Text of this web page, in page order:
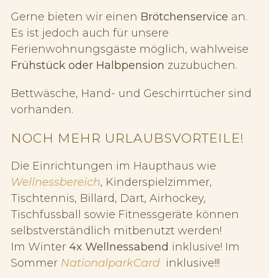
Gerne bieten wir einen Brötchenservice an.
Es ist jedoch auch für unsere
Ferienwohnungsgäste möglich, wahlweise
Frühstück oder Halbpension zuzubuchen.
Bettwäsche, Hand- und Geschirrtücher sind
vorhanden.
NOCH MEHR URLAUBSVORTEILE!
Die Einrichtungen im Haupthaus wie
Wellnessbereich, Kinderspielzimmer,
Tischtennis, Billard, Dart, Airhockey,
Tischfussball sowie Fitnessgeräte können
selbstverständlich mitbenutzt werden!
Im Winter 4x Wellnessabend inklusive! Im
Sommer NationalparkCard inklusive!!!